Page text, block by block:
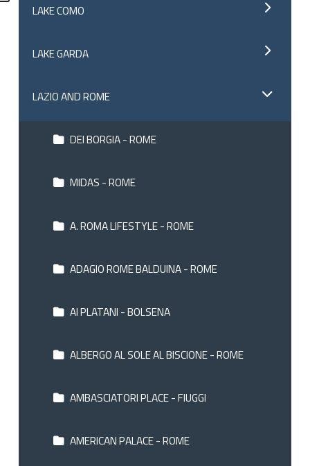
LAKE COMO
LAKE GARDA
LAZIO AND ROME
DEI BORGIA - ROME
MIDAS - ROME
A. ROMA LIFESTYLE - ROME
ADAGIO ROME BALDUINA - ROME
AI PLATANI - BOLSENA
ALBERGO AL SOLE AL BISCIONE - ROME
AMBASCIATORI PLACE - FIUGGI
AMERICAN PALACE - ROME